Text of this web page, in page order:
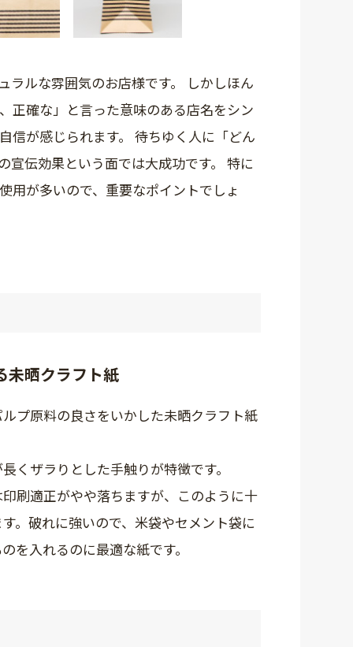
ラルな雰囲気のお店様です。 しかしほん
正確な」と言った意味のある店名をシン
信が感じられます。 待ちゆく人に「どん
宣伝効果という面では大成功です。 特に
用が多いので、重要なポイントでしょ
未晒クラフト紙
プ原料の良さをいかした未晒クラフト紙
くザラりとした手触りが特徴です。
刷適正がやや落ちますが、このように十
。破れに強いので、米袋やセメント袋に
を入れるのに最適な紙です。